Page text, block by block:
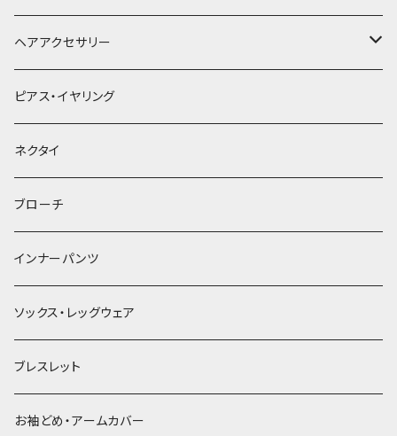
ヘアアクセサリー
ヘアクリップ
ヘッドドレス・カチューシャ
ヘアゴム
簪
ピアス・イヤリング
ネクタイ
ブローチ
インナーパンツ
ソックス・レッグウェア
ブレスレット
お袖どめ・アームカバー